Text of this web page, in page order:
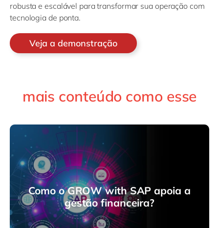
robusta e escalável para transformar sua operação com
tecnologia de ponta.
Veja a demonstração
mais conteúdo como esse
Como o GROW with SAP apoia a
gestão financeira?